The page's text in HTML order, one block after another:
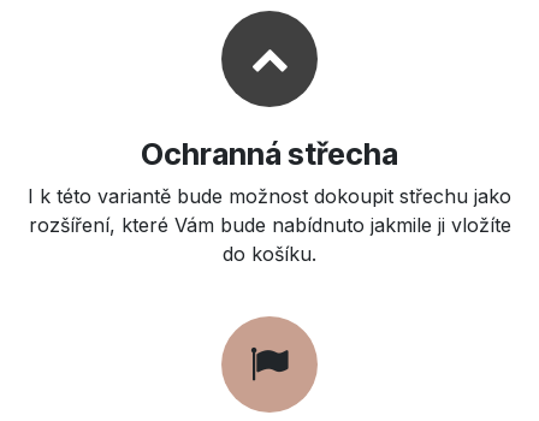
Ochranná střecha
I k této variantě bude možnost dokoupit střechu jako
rozšíření, které Vám bude nabídnuto jakmile ji vložíte
do košíku.